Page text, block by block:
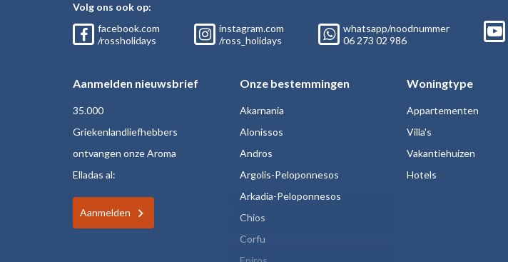
Volg ons ook op:
facebook.com
/rossholidays
instagram.com
/ross_holidays
whatsapp/noodnummer
06 273 02 986
Aanmelden nieuwsbrief
35.000
Griekenlandliefhebbers
ontvangen onze Aroma
Elladas al:
Aanmelden
Onze bestemmingen
Akarnania
Alonissos
Andros
Argolis-Peloponnesos
Arkadia-Peloponnesos
Chios
Corfu
Woningtype
Appartementen
Villa's
Vakantiehuizen
Hotels